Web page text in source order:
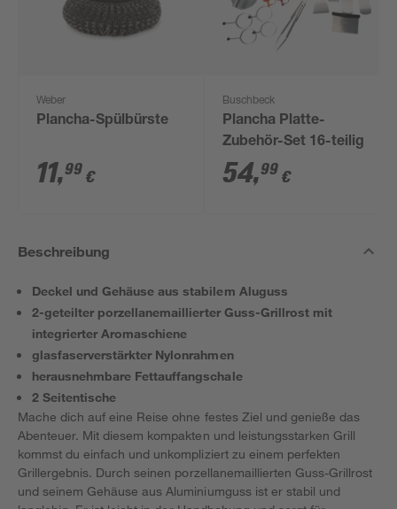
Weber
Plancha-Spülbürste
11,99 €
Buschbeck
Plancha Platte-
Zubehör-Set 16-teilig
54,99 €
Beschreibung
Deckel und Gehäuse aus stabilem Aluguss
2-geteilter porzellanemaillierter Guss-Grillrost mit
integrierter Aromaschiene
glasfaserverstärkter Nylonrahmen
herausnehmbare Fettauffangschale
2 Seitentische
Mache dich auf eine Reise ohne festes Ziel und genieße das
Abenteuer. Mit diesem kompakten und leistungsstarken Grill
kommst du einfach und unkompliziert zu einem perfekten
Grillergebnis. Durch seinen porzellanemaillierten Guss-Grillrost
und seinem Gehäuse aus Aluminiumguss ist er stabil und